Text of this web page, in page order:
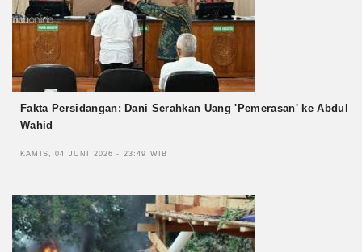
Fakta Persidangan: Dani Serahkan Uang 'Pemerasan' ke Abdul
Wahid
KAMIS, 04 JUNI 2026 - 23:49 WIB